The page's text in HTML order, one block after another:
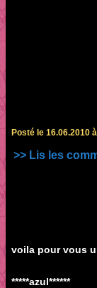
Posté le 16.06.2010
>> Lis les
voila pour vous
*****azul******